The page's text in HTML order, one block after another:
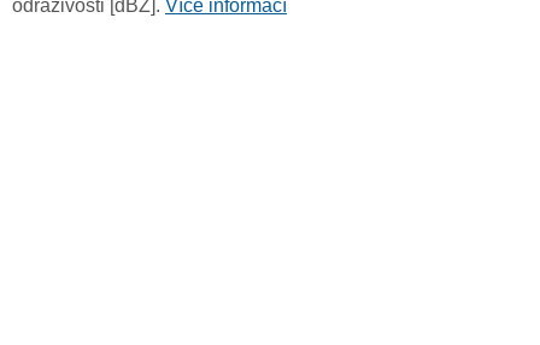
odrazivosti [dBZ]. Více informací